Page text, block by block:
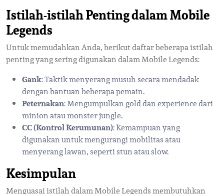
Istilah-istilah Penting dalam Mobile
Legends
Untuk memudahkan Anda, berikut daftar beberapa istilah
penting yang sering digunakan dalam Mobile Legends:
Gank: Taktik menyerang musuh secara mendadak
dengan bantuan beberapa pemain.
Peternakan: Mengumpulkan gold dan experience dari
minion atau monster jungle.
CC (Kontrol Kerumunan): Kemampuan yang
digunakan untuk mengurangi mobilitas atau
menyerang lawan, seperti stun atau slow.
Kesimpulan
Menguasai istilah dalam Mobile Legends membutuhkan